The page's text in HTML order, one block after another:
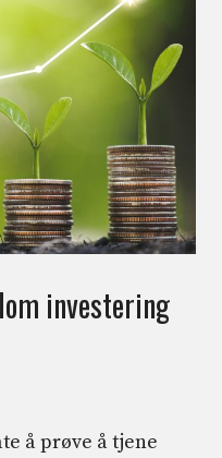
investering
å prøve å tjene